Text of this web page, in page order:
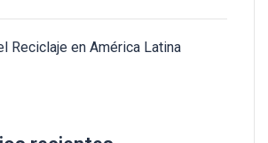
Reciclaje en América Latina